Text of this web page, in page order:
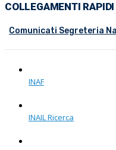
COLLEGAMENTI RAPIDI
Comunicati Segreteria
INAF
INAIL Ricerca